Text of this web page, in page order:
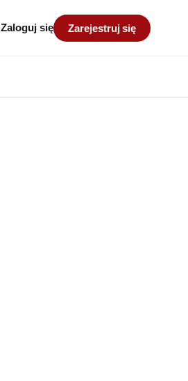
Zaloguj się Zarejestruj się